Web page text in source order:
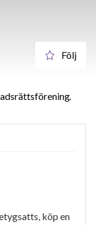
Följ
köp en